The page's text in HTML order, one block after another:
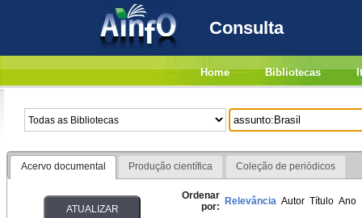
Consulta
Home Bibliotecas
Acervo documental Produção científica Coleção de periódicos
Ordenar
por: Relevância Autor Título Ano